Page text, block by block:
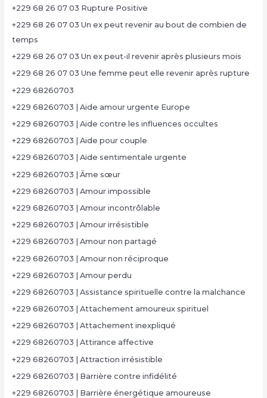
+229 68 26 07 03 Rupture Positive
+229 68 26 07 03 Un ex peut revenir au bout de combien de
temps
+229 68 26 07 03 Un ex peut-il revenir après plusieurs mois
+229 68 26 07 03 Une femme peut elle revenir après rupture
+229 68260703
+229 68260703 | Aide amour urgente Europe
+229 68260703 | Aide contre les influences occultes
+229 68260703 | Aide pour couple
+229 68260703 | Aide sentimentale urgente
+229 68260703 | Âme sœur
+229 68260703 | Amour impossible
+229 68260703 | Amour incontrôlable
+229 68260703 | Amour irrésistible
+229 68260703 | Amour non partagé
+229 68260703 | Amour non réciproque
+229 68260703 | Amour perdu
+229 68260703 | Assistance spirituelle contre la malchance
+229 68260703 | Attachement amoureux spirituel
+229 68260703 | Attachement inexpliqué
+229 68260703 | Attirance affective
+229 68260703 | Attraction irrésistible
+229 68260703 | Barrière contre infidélité
+229 68260703 | Barrière énergétique amoureuse